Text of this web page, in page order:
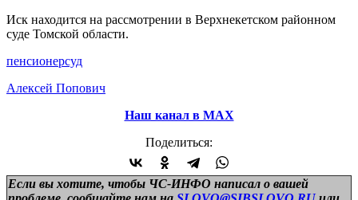
Иск находится на рассмотрении в Верхнекетском районном
суде Томской области.
пенсионерсуд
Алексей Попович
Наш канал в МАХ
Поделиться:
Если вы хотите, чтобы ЧС-ИНФО написал о вашей